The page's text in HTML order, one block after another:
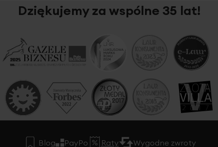
Dziękujemy za wspólne 35 lat!
Blog PayPo Raty Wygodne zwroty